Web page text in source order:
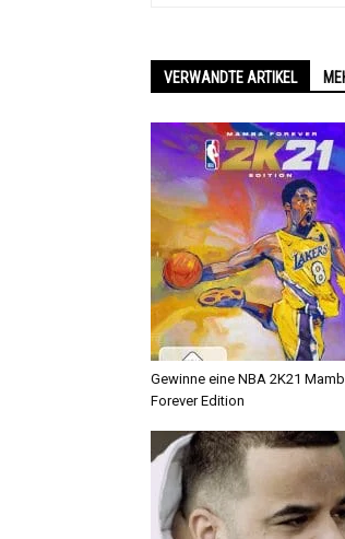
VERWANDTE ARTIKEL
Gewinne eine NBA 2K21
Forever Edition